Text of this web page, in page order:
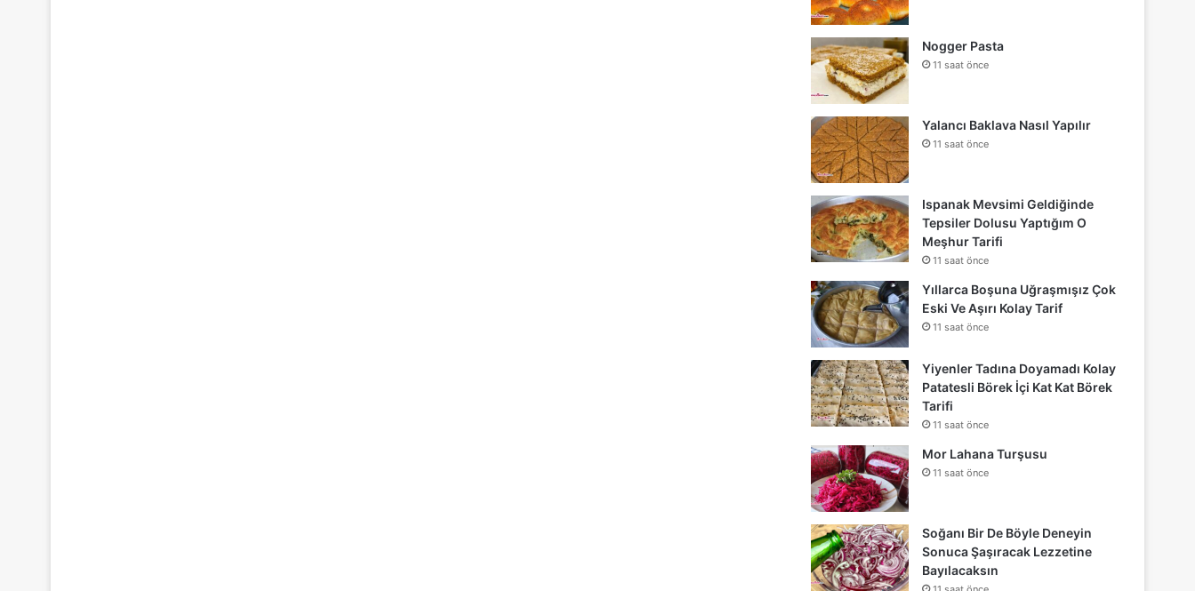
Nogger Pasta
11 saat önce
Yalancı Baklava Nasıl Yapılır
11 saat önce
Ispanak Mevsimi Geldiğinde
Tepsiler Dolusu Yaptığım O
Meşhur Tarifi
11 saat önce
Yıllarca Boşuna Uğraşmışız Çok
Eski Ve Aşırı Kolay Tarif
11 saat önce
Yiyenler Tadına Doyamadı Kolay
Patatesli Börek İçi Kat Kat Börek
Tarifi
11 saat önce
Mor Lahana Turşusu
11 saat önce
Soğanı Bir De Böyle Deneyin
Sonuca Şaşıracak Lezzetine
Bayılacaksın